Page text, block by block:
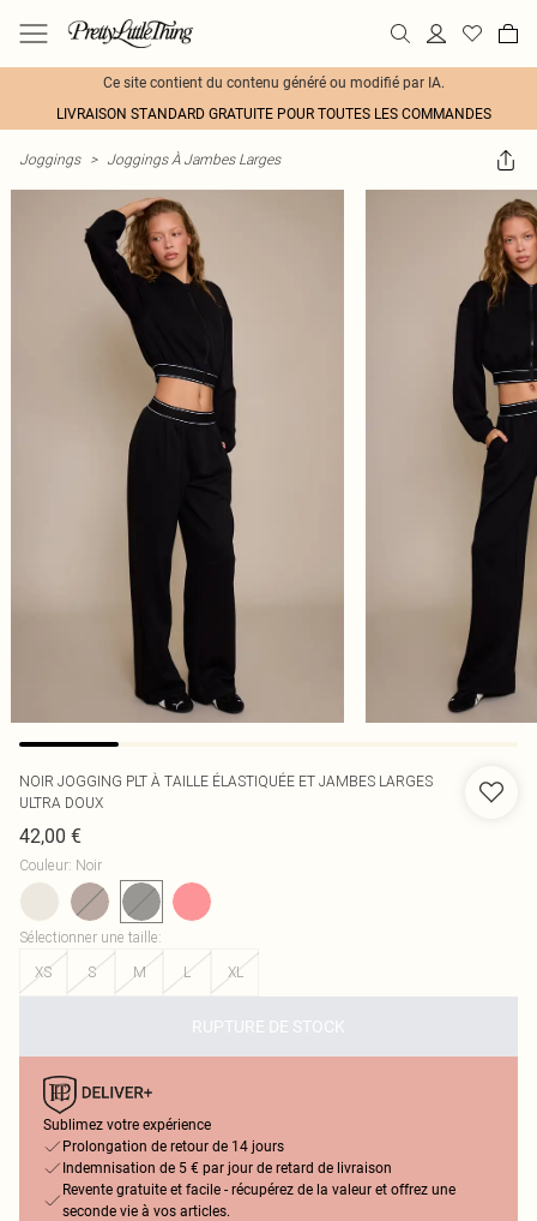
Ce site contient du contenu généré ou modifié par IA.
LIVRAISON STANDARD GRATUITE POUR TOUTES LES COMMANDES
Joggings > Joggings À Jambes Larges
NOIR JOGGING PLT À TAILLE ÉLASTIQUÉE ET JAMBES LARGES
ULTRA DOUX
42,00 €
Couleur: Noir
Sélectionner une taille:
XS
S M L XL
RUPTURE DE STOCK
Sublimez votre expérience
Prolongation de retour de 14 jours
Indemnisation de 5 € par jour de retard de livraison
Revente gratuite et facile - récupérez de la valeur et offrez une
seconde vie à vos articles.